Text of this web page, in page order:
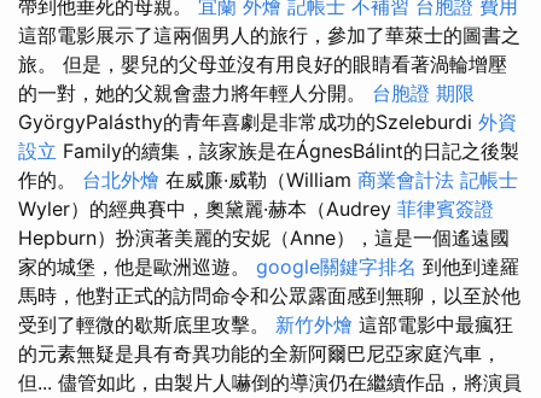
帶到他垂死的母親。 宜蘭 外燴 記帳士 不補習 台胞證 費用
這部電影展示了這兩個男人的旅行，參加了華萊士的圖書之
旅。 但是，嬰兒的父母並沒有用良好的眼睛看著渦輪增壓
的一對，她的父親會盡力將年輕人分開。 台胞證 期限
GyörgyPalásthy的青年喜劇是非常成功的Szeleburdi 外資
設立 Family的續集，該家族是在ÁgnesBálint的日記之後製
作的。 台北外燴 在威廉·威勒（William 商業會計法 記帳士
Wyler）的經典賽中，奧黛麗·赫本（Audrey 菲律賓簽證
Hepburn）扮演著美麗的安妮（Anne），這是一個遙遠國
家的城堡，他是歐洲巡遊。 google關鍵字排名 到他到達羅
馬時，他對正式的訪問命令和公眾露面感到無聊，以至於他
受到了輕微的歇斯底里攻擊。 新竹外燴 這部電影中最瘋狂
的元素無疑是具有奇異功能的全新阿爾巴尼亞家庭汽車，
但... 儘管如此，由製片人嚇倒的導演仍在繼續作品，將演員